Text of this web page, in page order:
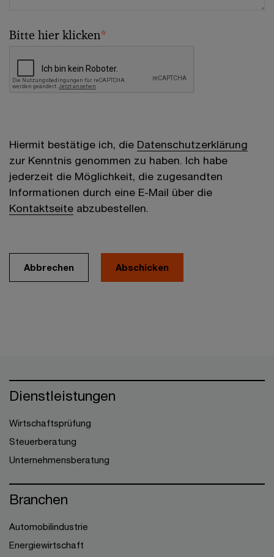
Bitte hier klicken*
Hiermit bestätige ich, die Datenschutzerklärung
zur Kenntnis genommen zu haben. Ich habe
jederzeit die Möglichkeit, die zugesandten
Informationen durch eine E-Mail über die
Kontaktseite abzubestellen.
Abbrechen
Dienstleistungen
Wirtschaftsprüfung
Steuerberatung
Unternehmensberatung
Branchen
Automobilindustrie
Energiewirtschaft